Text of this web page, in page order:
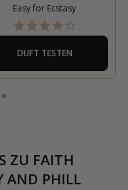
Easy for Ecstasy
DUFT TESTEN
ZU FAITH
AND PHILL